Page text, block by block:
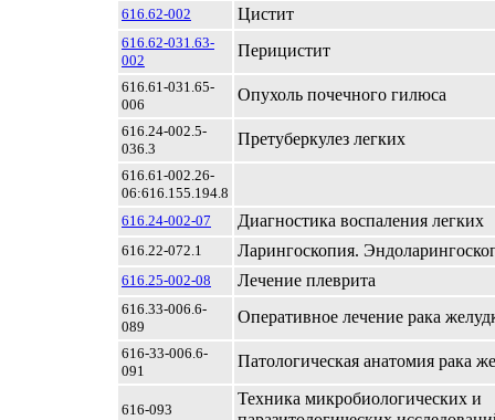
616.62-002 Цистит
616.62-031.63-
002
Перицистит
616.61-031.65-
006
Опухоль почечного гилюса
616.24-002.5-
036.3
Претуберкулез легких
616.61-002.26-
06:616.155.194.8
616.24-002-07
Диагностика воспаления легких
616.22-072.1 Ларингоскопия.
616.25-002-08 Лечение плеврита
616.33-006.6-
089
Оперативное лечение рака
616-33-006.6-
091
Патологическая анатомия рака
616-093
Техника микробиологических и